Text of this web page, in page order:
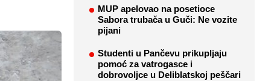
MUP apelovao na posetioce
Sabora trubača u Guči: Ne vozite
pijani
Studenti u Pančevu prikupljaju
pomoć za vatrogasce i
dobrovoljce u Deliblatskoj peščari